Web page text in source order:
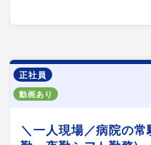
正社員
動画あり
＼一人現場／病院の